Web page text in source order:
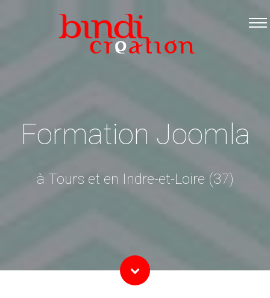
Accueil
Les formations
Contact
Formation Joomla
à Tours et en Indre-et-Loire (37)